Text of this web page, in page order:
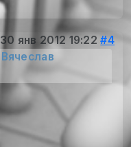
30 янв 2012 19:22 #4
Вячеслав